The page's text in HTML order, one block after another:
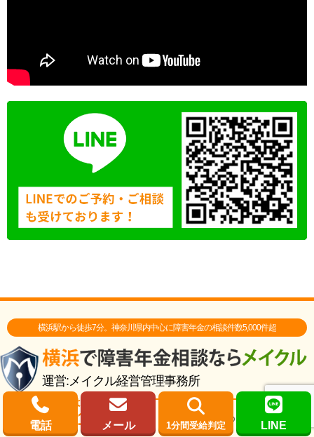
横浜駅から徒歩7分。神奈川県内中心に障害年金の相談件数5,000件超
運営:メイクル経営管理事務所
お問い合わせはこちら
045-321-2218 営業時間平日9:00-18:00 夜土日祝応相談
電話 メール 1分間受給判定 LINE